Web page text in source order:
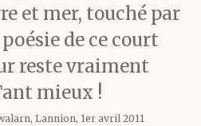
et mer, touché par
de ce court
reste vraiment
mieux !
Lannion, 1er avril 2011